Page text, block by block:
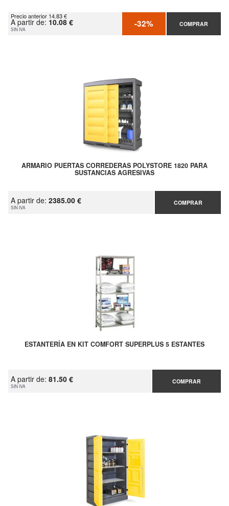
Precio anterior 14.83 €
A partir de: 10.08 €
SIN IVA -32% COMPRAR
ARMARIO PUERTAS CORREDERAS POLYSTORE 1820 PARA
SUSTANCIAS AGRESIVAS
A partir de: 2385.00 €
SIN IVA
COMPRAR
ESTANTERÍA EN KIT COMFORT SUPERPLUS 5 ESTANTES
A partir de: 81.50 €
SIN IVA
COMPRAR